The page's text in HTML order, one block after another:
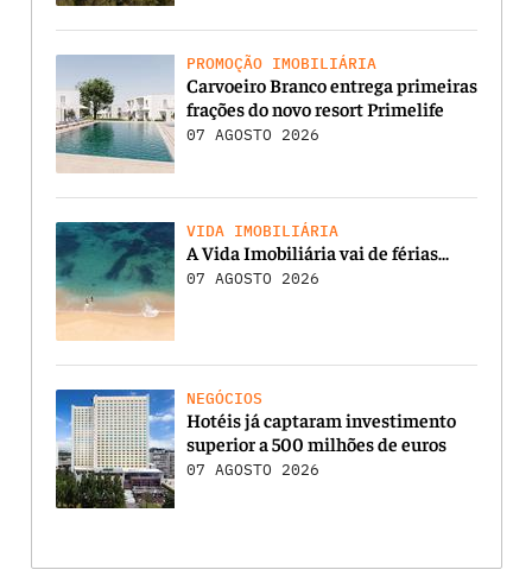
PROMOÇÃO IMOBILIÁRIA
Carvoeiro Branco entrega primeiras
frações do novo resort Primelife
07 AGOSTO 2026
VIDA IMOBILIÁRIA
A Vida Imobiliária vai de férias…
07 AGOSTO 2026
NEGÓCIOS
Hotéis já captaram investimento
superior a 500 milhões de euros
07 AGOSTO 2026